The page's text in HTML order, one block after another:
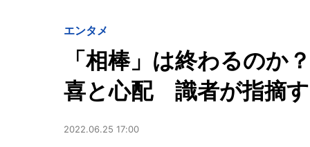
エンタメ
「相棒」は終わるのか
喜と心配 識者が指摘
2022.06.25 17:00